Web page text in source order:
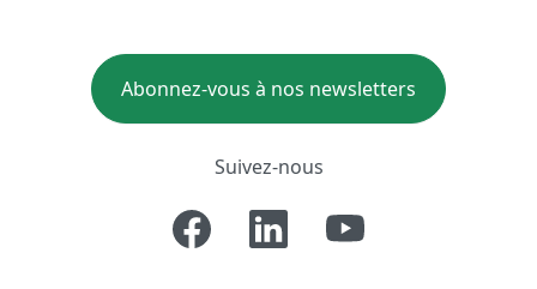
Abonnez-vous à nos newsletters
Suivez-nous